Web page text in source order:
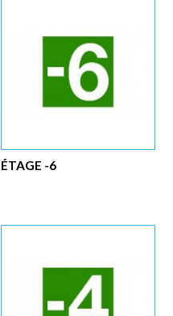
ÉTAGE -6